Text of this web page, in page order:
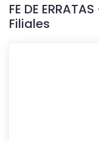
FE DE
Filiales